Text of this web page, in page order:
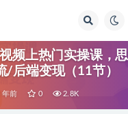
频上热门实操课，
后端变现（11节）
年前 0 2.8K